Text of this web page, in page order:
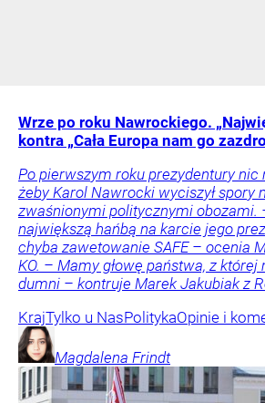
Wrze po roku Nawrockiego.
kontra „Cała Europa nam go
Po pierwszym roku prezydentury nic
żeby Karol Nawrocki wyciszył spory
zwaśnionymi politycznymi obozami.
największą hańbą na karcie jego
chyba zawetowanie SAFE – ocenia
KO. – Mamy głowę państwa, z której
dumni – kontruje Marek Jakubiak z
KrajTylko u NasPolitykaOpinie i
Magdalena Frindt